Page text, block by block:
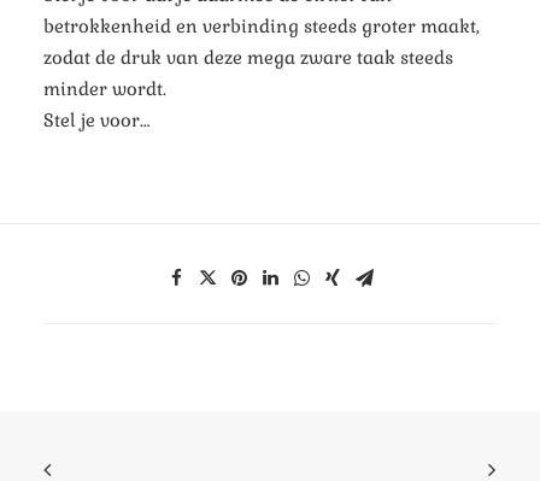
betrokkenheid en verbinding steeds groter maakt,
zodat de druk van deze mega zware taak steeds
minder wordt.
Stel je voor…